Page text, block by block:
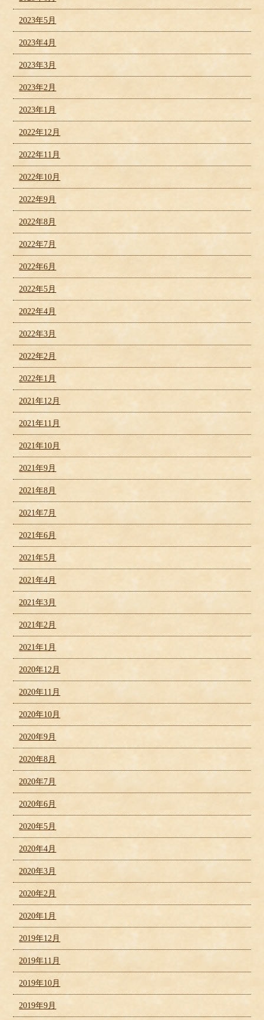
2023年5月
2023年4月
2023年3月
2023年2月
2023年1月
2022年12月
2022年11月
2022年10月
2022年9月
2022年8月
2022年7月
2022年6月
2022年5月
2022年4月
2022年3月
2022年2月
2022年1月
2021年12月
2021年11月
2021年10月
2021年9月
2021年8月
2021年7月
2021年6月
2021年5月
2021年4月
2021年3月
2021年2月
2021年1月
2020年12月
2020年11月
2020年10月
2020年9月
2020年8月
2020年7月
2020年6月
2020年5月
2020年4月
2020年3月
2020年2月
2020年1月
2019年12月
2019年11月
2019年10月
2019年9月